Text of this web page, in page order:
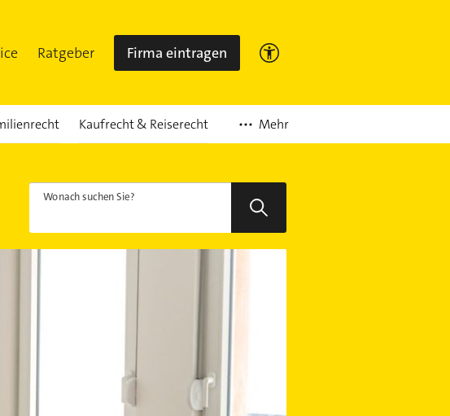
Ratgeber Firma eintragen
Kaufrecht & Reiserecht Mehr
Wonach suchen Sie?